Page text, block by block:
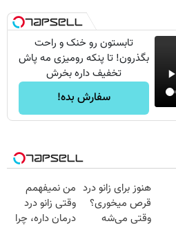
تابستون رو خنک و راحت
بگذرون! تا پنکه رومیزی مه پاش
تخفیف داره بخرش
سفارش بده!
هنوز برای زانو درد
قرص میخوری؟
وقتی می‌شه
من نمیفهمم
وقتی زانو درد
درمان داره، چرا